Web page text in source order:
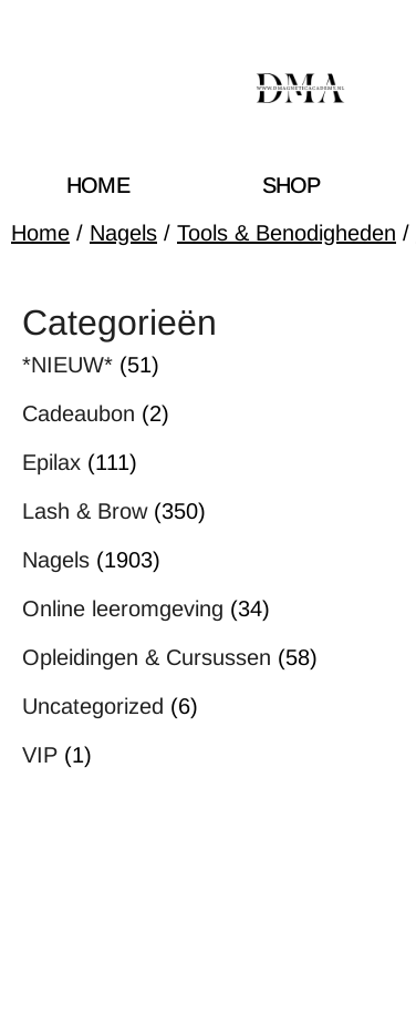
HOME SHOP
Home / Nagels / Tools & Benodigheden /
Categorieën
*NIEUW* (51)
Cadeaubon (2)
Epilax (111)
Lash & Brow (350)
Nagels (1903)
Online leeromgeving (34)
Opleidingen & Cursussen (58)
Uncategorized (6)
VIP (1)